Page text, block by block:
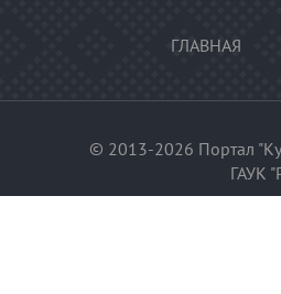
ГЛАВНАЯ
© 2013-2026 Портал
ГАУК